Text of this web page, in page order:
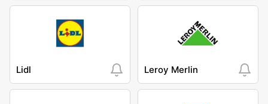
Lidl Leroy Merlin